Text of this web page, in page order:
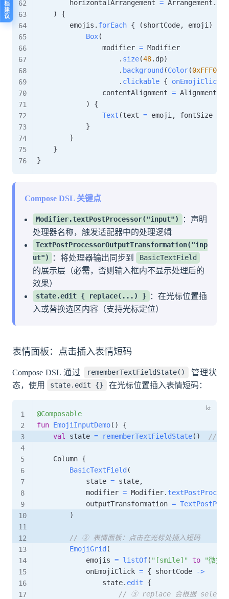
        horizontalArrangement
= Arrangement .
)
{
        emojis
. forEach { (shortCode, emoji )
Box(
                modifier
= Modifier
. size(48. dp)
. background (Color(
. clickable { onEmojiClick
                contentAlignment
= Alignment
)
{
Text (text = emoji , fontSize
}
}
}
}
Compose DSL 关键点
Modifier.textPostProcessor("input")
：声明
处理器名称，触发适配器中的处理逻辑
TextPostProcessorOutputTransformation("inp
ut")
：将处理器输出同步到 BasicTextField
的展示层（必需，否则输入框内不显示处理后的
效果）
state.edit { replace(...) }
：在光标位置插
入或替换选区内容（支持光标定位）
表情面板：点击插入表情短码
Compose DSL 通过 rememberTextFieldState()
管理状
态，使用
state.edit {} 在光标位置插入表情短码：
@Composable
fun EmojiInputDemo( )
{
val
state = rememberTextFieldState( ) // ①
    Column
{
BasicTextField (
            state
= state,
            modifier
= Modifier.
            outputTransformation
=
)
// ② 表情面板：点击在光标处插入短码
EmojiGrid (
            emojis
= listOf( "[smile]" to "微笑"
            onEmojiClick
= { shortCode
->
                state
. edit
{
// ③ replace 会根据 selection